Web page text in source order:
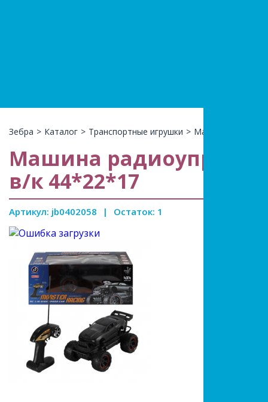
Зебра > Каталог > Транспортные игрушки > Машины на р/у
Машина
в/к 44*22*17
Артикул: jb0402058 | Остаток: 1